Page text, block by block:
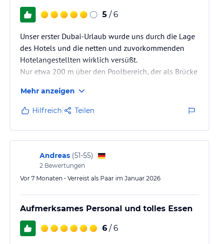
5 / 6
Unser erster Dubai-Urlaub wurde uns durch die Lage
des Hotels und die netten und zuvorkommenden
Hotelangestellten wirklich versüßt.
Nur etwa 200 m über den Poolbereich, der als Brücke
Gehminuten zur wunderbaren Dubai-Marina, die Hop
on - hop off - Busstation gleich um die Ecke, ein
Supermarkt für die täglichen Dinge ebenfalls nur ca.
100 m entfernt und eine tolle Aussicht aus unserem
Zimmer im 24. Stock auf das Riesenrad und die
Palme - besser geht's kaum!
Wenn…
Mehr anzeigen
Hilfreich Teilen
Andreas (51-55)
2 Bewertungen
Vor 7 Monaten • Verreist als Paar im Januar 2026
Aufmerksames Personal und tolles Essen
6 / 6